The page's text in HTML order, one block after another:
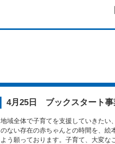
4月25日 ブックスタート事
地域全体で子育てを支援していきたい
のない存在の赤ちゃんとの時間を、絵
よう願っております。子育て、大変な